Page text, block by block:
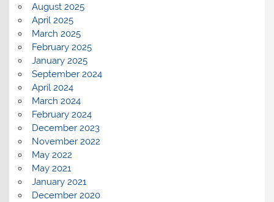
August 2025
April 2025
March 2025
February 2025
January 2025
September 2024
April 2024
March 2024
February 2024
December 2023
November 2022
May 2022
May 2021
January 2021
December 2020